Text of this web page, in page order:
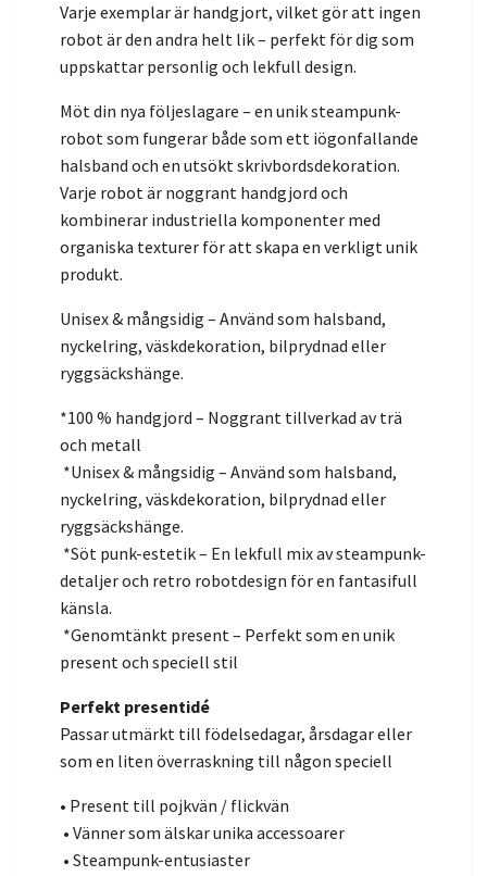
Varje exemplar är handgjort, vilket gör att ingen
robot är den andra helt lik – perfekt för dig som
uppskattar personlig och lekfull design.
Möt din nya följeslagare – en unik steampunk-
robot som fungerar både som ett iögonfallande
halsband och en utsökt skrivbordsdekoration.
Varje robot är noggrant handgjord och
kombinerar industriella komponenter med
organiska texturer för att skapa en verkligt unik
produkt.
Unisex & mångsidig – Använd som halsband,
nyckelring, väskdekoration, bilprydnad eller
ryggsäckshänge.
*100 % handgjord – Noggrant tillverkad av trä
och metall
*Unisex & mångsidig – Använd som halsband,
nyckelring, väskdekoration, bilprydnad eller
ryggsäckshänge.
*Söt punk-estetik – En lekfull mix av steampunk-
detaljer och retro robotdesign för en fantasifull
känsla.
*Genomtänkt present – Perfekt som en unik
present och speciell stil
Perfekt presentidé
Passar utmärkt till födelsedagar, årsdagar eller
som en liten överraskning till någon speciell
• Present till pojkvän / flickvän
• Vänner som älskar unika accessoarer
• Steampunk-entusiaster